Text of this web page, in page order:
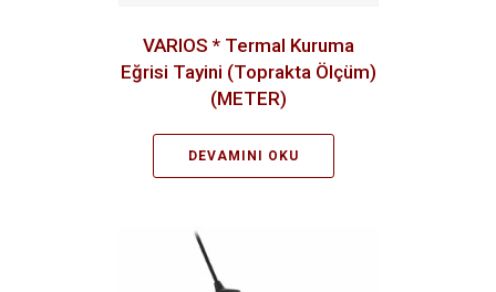
VARIOS * Termal Kuruma
Eğrisi Tayini (Toprakta Ölçüm)
(METER)
DEVAMINI OKU